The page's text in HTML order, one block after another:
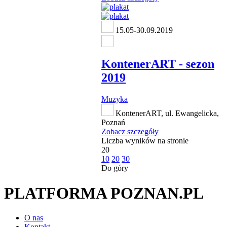
15.05-30.09.2019
KontenerART - sezon
2019
Muzyka
KontenerART, ul. Ewangelicka,
Poznań
Zobacz szczegóły
Liczba wyników na stronie
20
10 20 30
Do góry
PLATFORMA POZNAN.PL
O nas